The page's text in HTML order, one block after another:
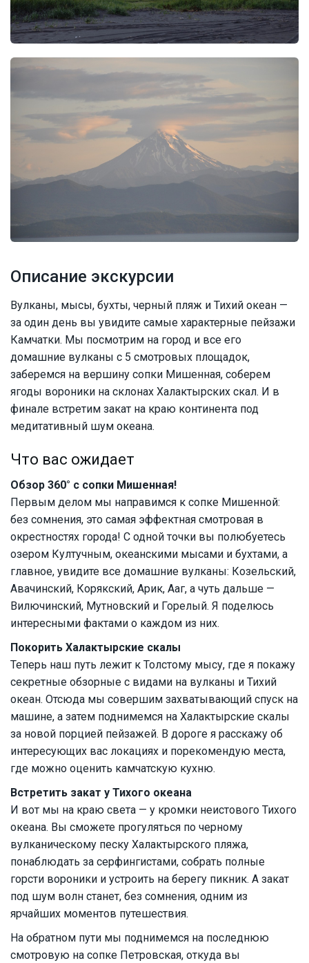
Описание экскурсии
Вулканы, мысы, бухты, черный пляж и Тихий океан —
за один день вы увидите самые характерные пейзажи
Камчатки. Мы посмотрим на город и все его
домашние вулканы с 5 смотровых площадок,
заберемся на вершину сопки Мишенная, соберем
ягоды вороники на склонах Халактырских скал. И в
финале встретим закат на краю континента под
медитативный шум океана.
Что вас ожидает
Обзор 360° с сопки Мишенная!
Первым делом мы направимся к сопке Мишенной:
без сомнения, это самая эффектная смотровая в
окрестностях города! С одной точки вы полюбуетесь
озером Култучным, океанскими мысами и бухтами, а
главное, увидите все домашние вулканы: Козельский,
Авачинский, Корякский, Арик, Ааг, а чуть дальше —
Вилючинский, Мутновский и Горелый. Я поделюсь
интересными фактами о каждом из них.
Покорить Халактырские скалы
Теперь наш путь лежит к Толстому мысу, где я покажу
секретные обзорные с видами на вулканы и Тихий
океан. Отсюда мы совершим захватывающий спуск на
машине, а затем поднимемся на Халактырские скалы
за новой порцией пейзажей. В дороге я расскажу об
интересующих вас локациях и порекомендую места,
где можно оценить камчатскую кухню.
Встретить закат у Тихого океана
И вот мы на краю света — у кромки неистового Тихого
океана. Вы сможете прогуляться по черному
вулканическому песку Халактырского пляжа,
понаблюдать за серфингистами, собрать полные
горсти вороники и устроить на берегу пикник. А закат
под шум волн станет, без сомнения, одним из
ярчайших моментов путешествия.
На обратном пути мы поднимемся на последнюю
смотровую на сопке Петровская, откуда вы